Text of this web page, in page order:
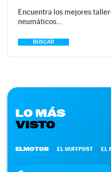
Encuentra los mejores
neumáticos…
BUSCAR
LO MÁS
VISTO
ELMOTOR EL HUFFPOST EL